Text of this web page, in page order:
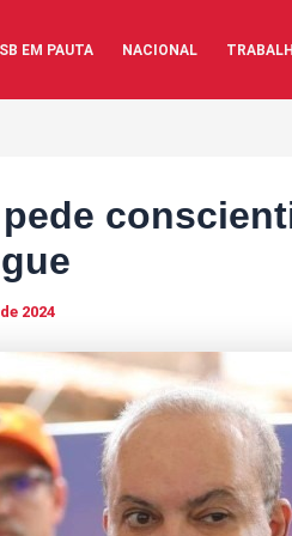
EM PAUTA NACIONAL
2024